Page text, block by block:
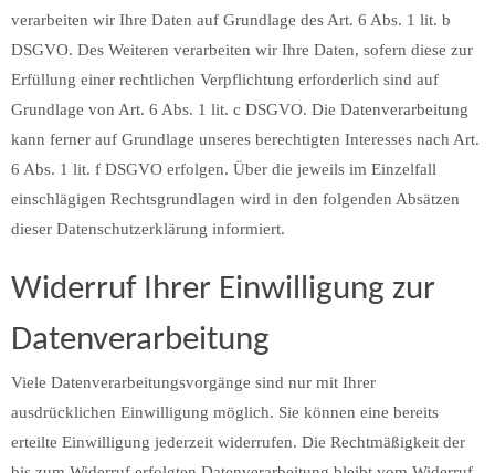
verarbeiten wir Ihre Daten auf Grundlage des Art. 6 Abs. 1 lit. b
DSGVO. Des Weiteren verarbeiten wir Ihre Daten, sofern diese zur
Erfüllung einer rechtlichen Verpflichtung erforderlich sind auf
Grundlage von Art. 6 Abs. 1 lit. c DSGVO. Die Datenverarbeitung
kann ferner auf Grundlage unseres berechtigten Interesses nach Art.
6 Abs. 1 lit. f DSGVO erfolgen. Über die jeweils im Einzelfall
einschlägigen Rechtsgrundlagen wird in den folgenden Absätzen
dieser Datenschutzerklärung informiert.
Widerruf Ihrer Einwilligung zur
Datenverarbeitung
Viele Datenverarbeitungsvorgänge sind nur mit Ihrer
ausdrücklichen Einwilligung möglich. Sie können eine bereits
erteilte Einwilligung jederzeit widerrufen. Die Rechtmäßigkeit der